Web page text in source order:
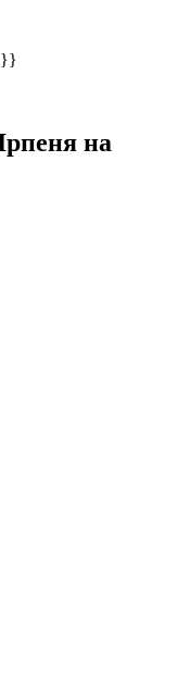
}}
на